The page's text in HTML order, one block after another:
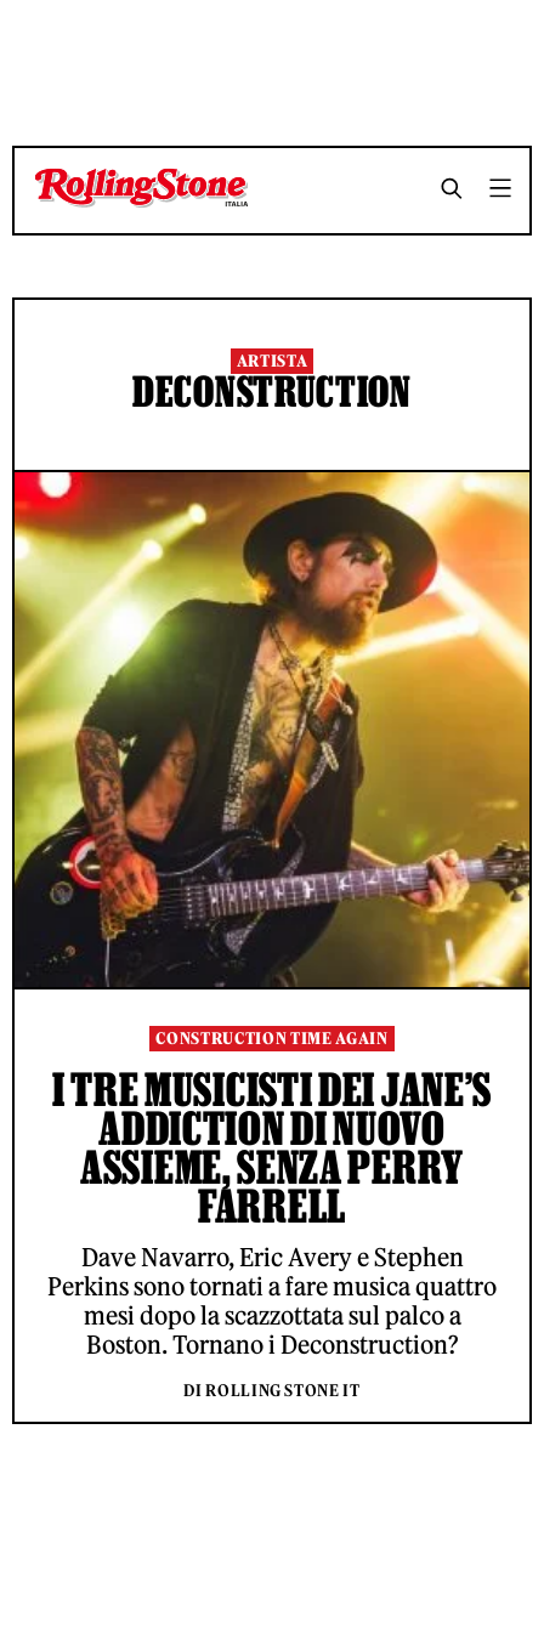
ARTISTA
DECONSTRUCTION
CONSTRUCTION TIME AGAIN
I TRE MUSICISTI DEI JANE’S
ADDICTION DI NUOVO
ASSIEME, SENZA PERRY
FARRELL
Dave Navarro, Eric Avery e Stephen
Perkins sono tornati a fare musica quattro
mesi dopo la scazzottata sul palco a
Boston. Tornano i Deconstruction?
DI ROLLING STONE IT